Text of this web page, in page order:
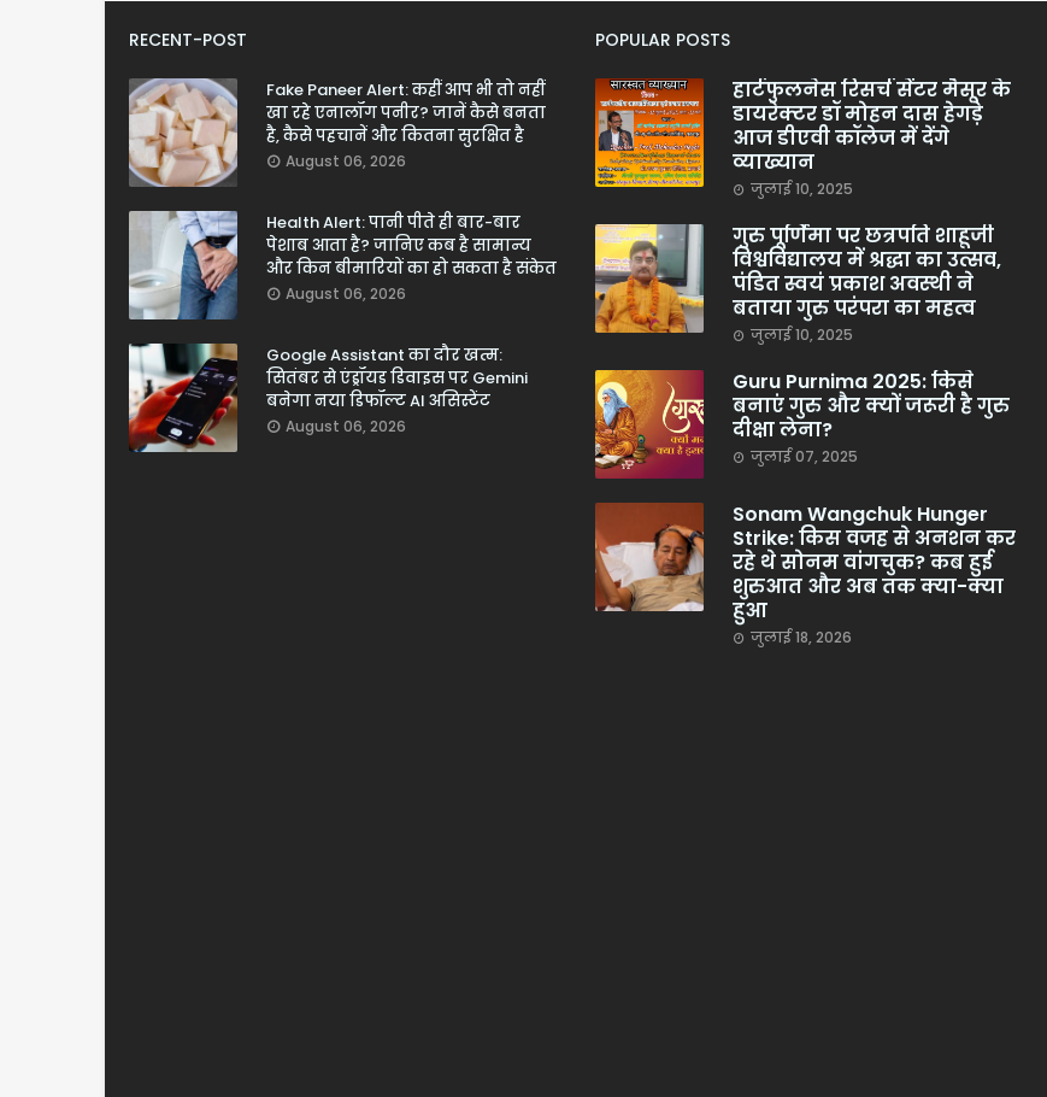
RECENT-POST
Fake Paneer Alert: कहीं आप भी तो नहीं
खा रहे एनालॉग पनीर? जानें कैसे बनता
है, कैसे पहचानें और कितना सुरक्षित है
August 06, 2026
Health Alert: पानी पीते ही बार-बार
पेशाब आता है? जानिए कब है सामान्य
और किन बीमारियों का हो सकता है संकेत
August 06, 2026
Google Assistant का दौर खत्म:
सितंबर से एंड्रॉयड डिवाइस पर Gemini
बनेगा नया डिफॉल्ट AI असिस्टेंट
August 06, 2026
POPULAR POSTS
हार्टफुलनेस रिसर्च सेंटर मैसूर के
डायरेक्टर डॉ मोहन दास हेगड़े
आज डीएवी कॉलेज में देंगे
व्याख्यान
जुलाई 10, 2025
गुरु पूर्णिमा पर छत्रपति शाहूजी
विश्वविद्यालय में श्रद्धा का उत्सव,
पंडित स्वयं प्रकाश अवस्थी ने
बताया गुरु परंपरा का महत्व
जुलाई 10, 2025
Guru Purnima 2025: किसे
बनाएं गुरु और क्यों जरूरी है गुरु
दीक्षा लेना?
जुलाई 07, 2025
Sonam Wangchuk Hunger
Strike: किस वजह से अनशन कर
रहे थे सोनम वांगचुक? कब हुई
शुरुआत और अब तक क्या-क्या
हुआ
जुलाई 18, 2026